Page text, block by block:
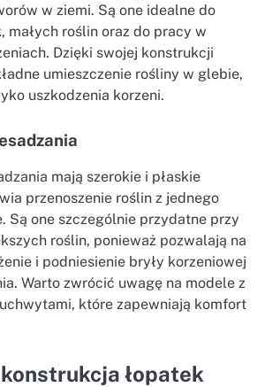
w ziemi. Są one idealne do
małych roślin oraz do pracy w
Dzięki swojej konstrukcji
umieszczenie rośliny w glebie,
uszkodzenia korzeni.
mają szerokie i płaskie
przenoszenie roślin z jednego
Są one szczególnie przydatne przy
roślin, ponieważ pozwalają na
i podniesienie bryły korzeniowej
Warto zwrócić uwagę na modele z
które zapewniają komfort
łopatek